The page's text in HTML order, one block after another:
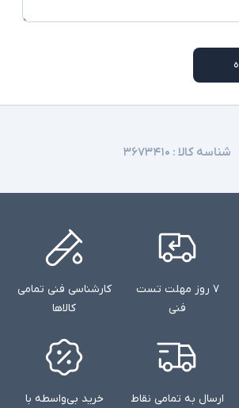
شناسه کالا : ۳۶۷۳۴۱۰
۷ روز مهلت تست
فنی
کارشناسی فنی تمامی
کالاها
ارسال به تمامی نقاط
خرید بی‌واسطه با